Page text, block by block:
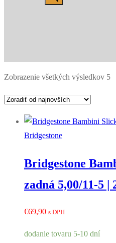
Zobrazenie všetkých výsledkov 5
Bridgestone
Bridgestone
zadná 5,00/11-5 |
€69,90 s DPH
dodanie tovaru 5-10 dní